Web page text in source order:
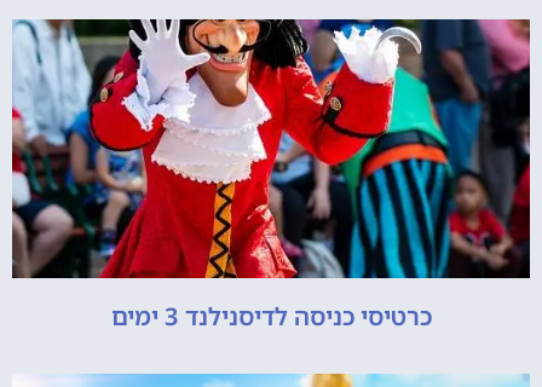
כרטיסי כניסה לדיסנילנד 3 ימים